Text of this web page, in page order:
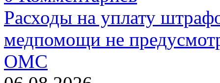
Расходы на уплату
медпомощи не
ОМС